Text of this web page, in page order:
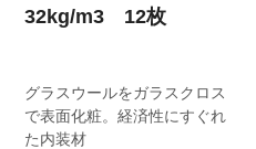
グラスウールをガラスクロス
で表面化粧。経済性にすぐれ
た内装材
32kg/m3 12枚